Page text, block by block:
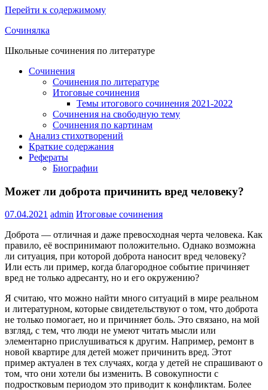
Перейти к содержимому
Сочинялка
Школьные сочинения по литературе
Сочинения
Сочинения по литературе
Итоговые сочинения
Темы итогового сочинения 2021-2022
Сочинения на свободную тему
Сочинения по картинам
Анализ стихотворений
Краткие содержания
Рефераты
Биографии
Может ли доброта причинить вред человеку?
07.04.2021 admin Итоговые сочинения
Доброта — отличная и даже превосходная черта человека. Как
правило, её воспринимают положительно. Однако возможна
ли ситуация, при которой доброта наносит вред человеку?
Или есть ли пример, когда благородное событие причиняет
вред не только адресанту, но и его окружению?
Я считаю, что можно найти много ситуаций в мире реальном
и литературном, которые свидетельствуют о том, что доброта
не только помогает, но и причиняет боль. Это связано, на мой
взгляд, с тем, что люди не умеют читать мысли или
элементарно прислушиваться к другим. Например, ремонт в
новой квартире для детей может причинить вред. Этот
пример актуален в тех случаях, когда у детей не спрашивают о
том, что они хотели бы изменить. В совокупности с
подростковым периодом это приводит к конфликтам. Более